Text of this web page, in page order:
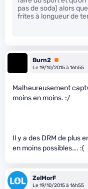
pas de soda) alors
frites à longueur de
Burn2 Premium
Le 19/10/2015 à 16h55
Malheureusement
moins en moins. :/
Il y a des DRM de plus
en moins possibles…. :(
ZelMorF
Le 19/10/2015 à 16h55